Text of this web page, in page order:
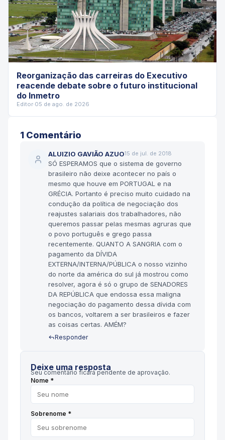
Reorganização das carreiras do Executivo
reacende debate sobre o futuro institucional
do Inmetro
Editor·05 de ago. de 2026
1 Comentário
ALUIZIO GAVIÃO AZUO15 de jul. de 2018
SÓ ESPERAMOS que o sistema de governo
brasileiro não deixe acontecer no país o
mesmo que houve em PORTUGAL e na
GRÉCIA. Portanto é preciso muito cuidado na
condução da política de negociação dos
reajustes salariais dos trabalhadores, não
queremos passar pelas mesmas agruras que
o povo português e grego passa
recentemente. QUANTO A SANGRIA com o
pagamento da DÍVIDA
EXTERNA/INTERNA/PÚBLICA o nosso vizinho
do norte da américa do sul já mostrou como
resolver, agora é só o grupo de SENADORES
DA REPÚBLICA que endossa essa maligna
negociação do pagamento dessa dívida com
os bancos, voltarem a ser brasileiros e fazer
as coisas certas. AMÉM?
Responder
Deixe uma resposta
Seu comentário ficará pendente de aprovação.
Nome *
Sobrenome *